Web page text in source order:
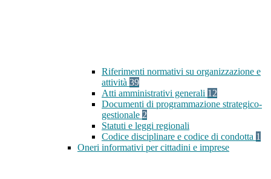
Riferimenti normativi su organizzazione e
attività 39
Atti amministrativi generali 12
Documenti di programmazione strategico-
gestionale 2
Statuti e leggi regionali
Codice disciplinare e codice di condotta 1
Oneri informativi per cittadini e imprese